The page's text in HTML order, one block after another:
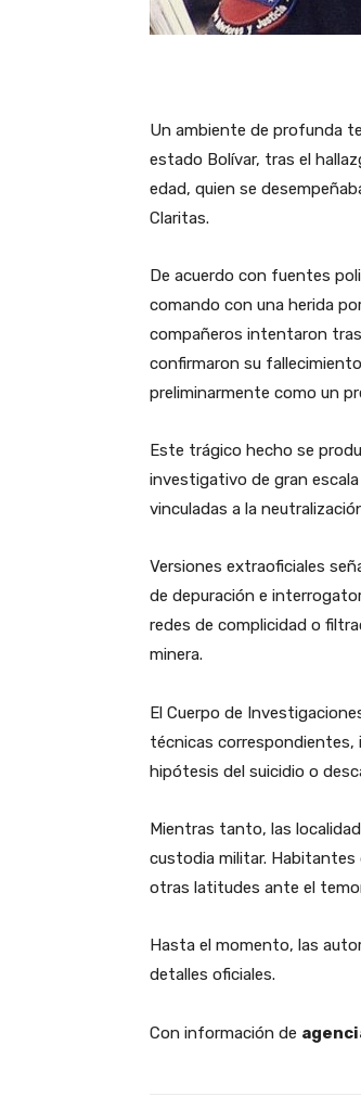
Un ambiente de profunda
estado Bolívar, tras el
edad, quien se
Claritas.
​De acuerdo con fuentes
comando con una herida
compañeros intentaron
confirmaron su
preliminarmente como un
​Este trágico hecho se
investigativo de gran
vinculadas a la
​Versiones extraoficiales
de depuración e
redes de complicidad o
minera.
​El Cuerpo de
técnicas correspondientes,
hipótesis del suicidio o
​Mientras tanto, las
custodia militar. Habitantes
otras latitudes ante el
​Hasta el momento, las
detalles oficiales.
Con información de